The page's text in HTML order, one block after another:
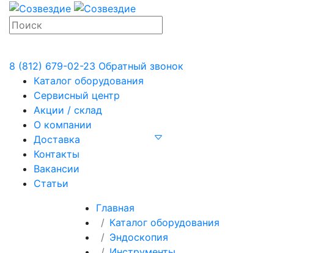
8 (812) 679-02-23 Обратный звонок
Каталог оборудования
Сервисный центр
Акции / склад
О компании
Доставка
Контакты
Вакансии
Статьи
Главная
Каталог оборудования
Эндоскопия